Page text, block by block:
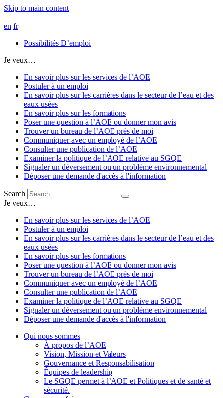
Skip to main content
en fr
Possibilités D’emploi
Je veux…
En savoir plus sur les services de l’AOE
Postuler à un emploi
En savoir plus sur les carrières dans le secteur de l’eau et des
eaux usées
En savoir plus sur les formations
Poser une question à l’AOE ou donner mon avis
Trouver un bureau de l’AOE près de moi
Communiquer avec un employé de l’AOE
Consulter une publication de l’AOE
Examiner la politique de l’AOE relative au SGQE
Signaler un déversement ou un problème environnemental
Déposer une demande d'accès à l'information
Search
Je veux…
En savoir plus sur les services de l’AOE
Postuler à un emploi
En savoir plus sur les carrières dans le secteur de l’eau et des
eaux usées
En savoir plus sur les formations
Poser une question à l’AOE ou donner mon avis
Trouver un bureau de l’AOE près de moi
Communiquer avec un employé de l’AOE
Consulter une publication de l’AOE
Examiner la politique de l’AOE relative au SGQE
Signaler un déversement ou un problème environnemental
Déposer une demande d'accès à l'information
Qui nous sommes
À propos de l’AOE
Vision, Mission et Valeurs
Gouvernance et Responsabilisation
Équipes de leadership
Le SGQE permet à l’AOE et Politiques et de santé et
sécurité.